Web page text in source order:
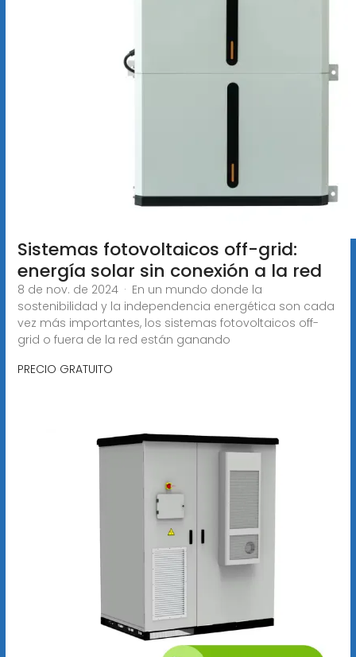
Sistemas fotovoltaicos off-grid:
energía solar sin conexión a la red
8 de nov. de 2024 · En un mundo donde la
sostenibilidad y la independencia energética son cada
vez más importantes, los sistemas fotovoltaicos off-
grid o fuera de la red están ganando
PRECIO GRATUITO